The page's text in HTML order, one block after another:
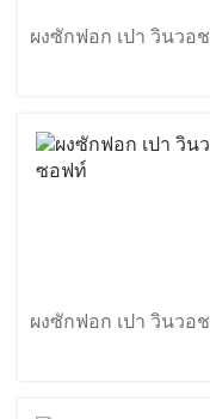
ผงซักฟอก เปา วินวอช
ผงซักฟอก เปา วินวอ